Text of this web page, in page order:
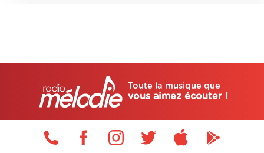
Toute la musique que
vous aimez écouter !